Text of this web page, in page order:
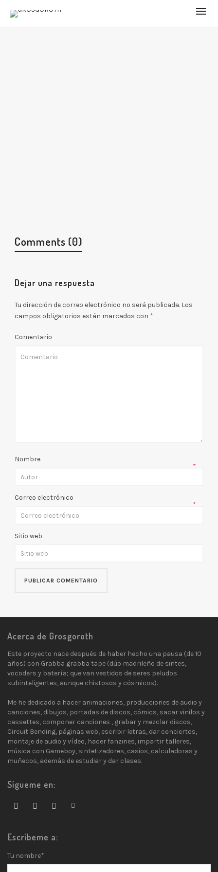
Comments (0)
Dejar una respuesta
Tu dirección de correo electrónico no será publicada. Los
campos obligatorios están marcados con *
Comentario
Nombre
*
Correo electrónico
*
Sitio web
Acerca de Grosgoroth
Este proyecto nace después de haber hecho una pausa (de 10
años) con Grabba grabba tape (dúo madrileño de sintes,
vocoders y batería; que van vestidos de seres peludos
subinteligentes, aunque chistosos y cósmicos).
Me he dedicado a hacer animaciones, producciones de audio y
canciones, dibujos, portadas de discos, cómics, sacar vinilos y
cassettes, componer canciones , grabar y mezclar discos,
Circuit Bending, páginas web, escribir letras, dar conciertos,
montaje de audio y vídeo, hacer fanzines, impartir talleres,
música con Gameboy, sintetizadores, casios, calculadoras y
muñecos, además de estudiar y dar clases.
Sígueme en:
Escríbeme a:
Tu nombre*